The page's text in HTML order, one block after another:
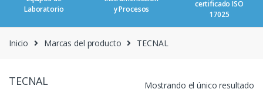
Laboratorio
y Procesos
certificado ISO
17025
Inicio Marcas del producto TECNAL
TECNAL Mostrando el único resultado